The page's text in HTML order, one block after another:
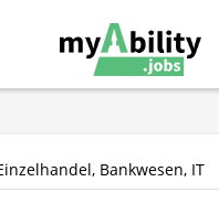
Bankwesen, IT